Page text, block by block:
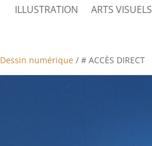
ILLUSTRATION ARTS VISUELS
Dessin numérique / # ACCÈS DIRECT